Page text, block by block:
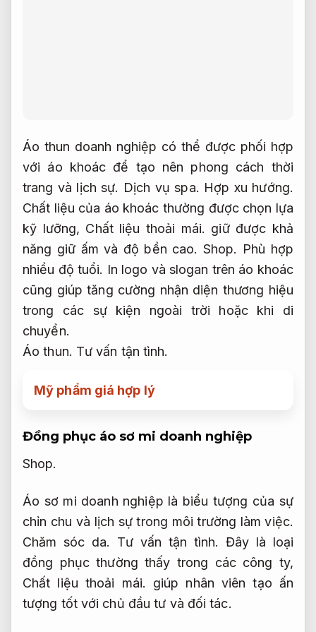
Áo thun doanh nghiệp có thể được phối hợp
với áo khoác để tạo nên phong cách thời
trang và lịch sự. Dịch vụ spa. Hợp xu hướng.
Chất liệu của áo khoác thường được chọn lựa
kỹ lưỡng, Chất liệu thoải mái. giữ được khả
năng giữ ấm và độ bền cao.Shop. Phù hợp
nhiều độ tuổi. In logo và slogan trên áo khoác
cũng giúp tăng cường nhận diện thương hiệu
trong các sự kiện ngoài trời hoặc khi di
chuyển.
Áo thun. Tư vấn tận tình.
Mỹ phẩm giá hợp lý
Đồng phục áo sơ mi doanh nghiệp
Shop.
Áo sơ mi doanh nghiệp là biểu tượng của sự
chỉn chu và lịch sự trong môi trường làm việc.
Chăm sóc da.
Tư vấn tận tình. Đây là loại
đồng phục thường thấy trong các công ty,
Chất liệu thoải mái. giúp nhân viên tạo ấn
tượng tốt với chủ đầu tư và đối tác.